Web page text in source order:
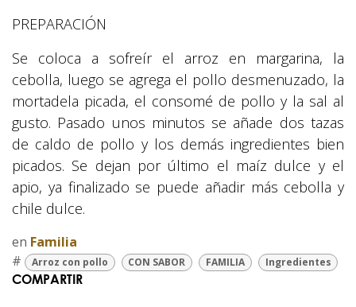
PREPARACIÓN
Se coloca a sofreír el arroz en margarina, la
cebolla, luego se agrega el pollo desmenuzado, la
mortadela picada, el consomé de pollo y la sal al
gusto. Pasado unos minutos se añade dos tazas
de caldo de pollo y los demás ingredientes bien
picados. Se dejan por último el maíz dulce y el
apio, ya finalizado se puede añadir más cebolla y
chile dulce.
en Familia
#
Arroz con pollo CON SABOR FAMILIA Ingredientes
COMPARTIR